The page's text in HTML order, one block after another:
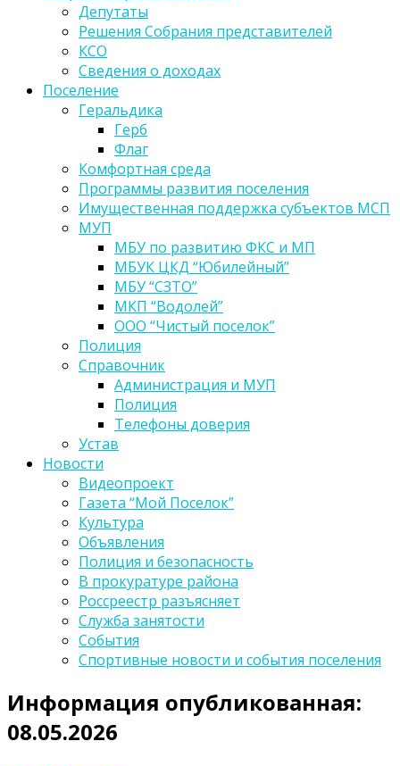
Депутаты
Решения Собрания представителей
КСО
Сведения о доходах
Поселение
Геральдика
Герб
Флаг
Комфортная среда
Программы развития поселения
Имущественная поддержка субъектов МСП
МУП
МБУ по развитию ФКС и МП
МБУК ЦКД “Юбилейный”
МБУ “СЗТО”
МКП “Водолей”
ООО “Чистый поселок”
Полиция
Справочник
Администрация и МУП
Полиция
Телефоны доверия
Устав
Новости
Видеопроект
Газета “Мой Поселок”
Культура
Объявления
Полиция и безопасность
В прокуратуре района
Россреестр разъясняет
Служба занятости
События
Спортивные новости и события поселения
Информация опубликованная:
08.05.2026